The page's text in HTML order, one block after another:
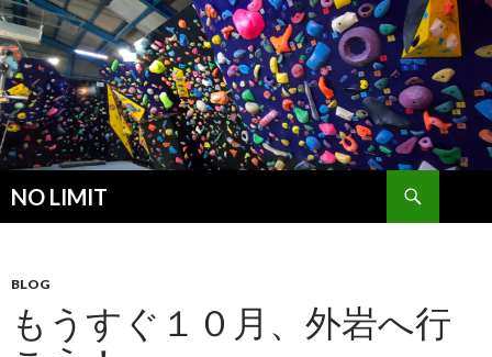
NO LIMIT
索
ン
ツ
へ
BLOG
もうすぐ１０月、外岩へ行